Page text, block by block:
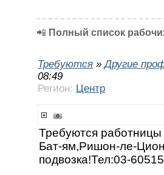
📲 Полный список
Требуются »Другие
08:49
Регион: Центр
Требуются работницы
Бат-ям,Ришон-ле-
подвозка!Тел:03-